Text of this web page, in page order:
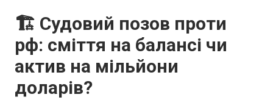
🏗️ Судовий позов проти
рф: сміття на балансі чи
актив на мільйони
доларів?